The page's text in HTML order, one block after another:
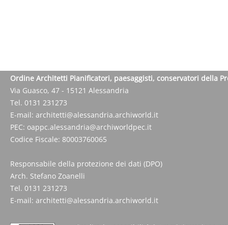
Ordine Architetti Pianificatori, paesaggisti, conservatori della
Via Guasco, 47 - 15121 Alessandria
Tel. 0131 231273
E-mail: architetti@alessandria.archiworld.it
PEC: oappc.alessandria@archiworldpec.it
Codice Fiscale: 80003760065
Responsabile della protezione dei dati (DPO)
Arch. Stefano Zoanelli
Tel. 0131 231273
E-mail: architetti@alessandria.archiworld.it